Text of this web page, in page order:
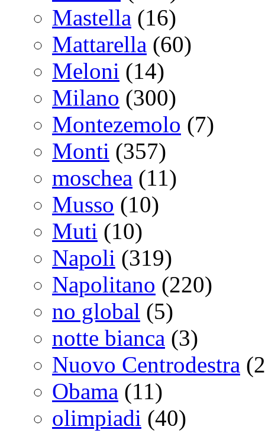
Mastella (16)
Mattarella (60)
Meloni (14)
Milano (300)
Montezemolo (7)
Monti (357)
moschea (11)
Musso (10)
Muti (10)
Napoli (319)
Napolitano (220)
no global (5)
notte bianca (3)
Nuovo Centrodestra
Obama (11)
olimpiadi (40)